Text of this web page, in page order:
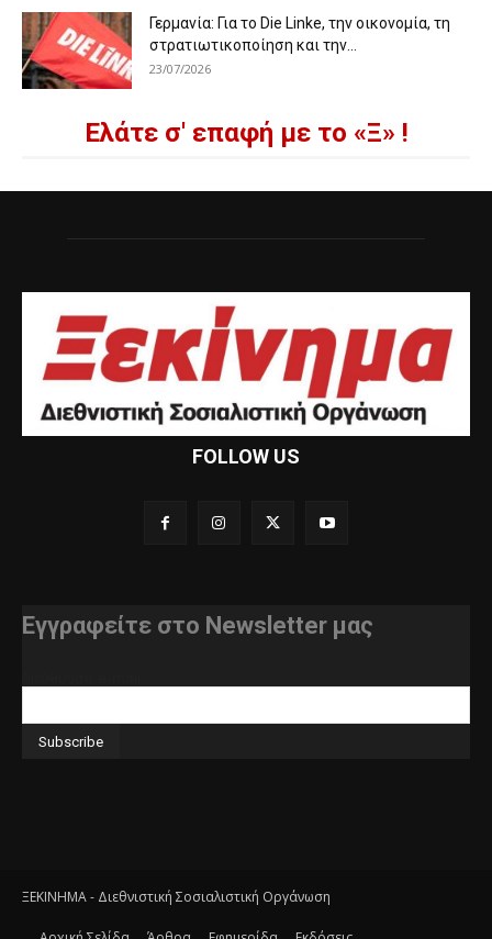
Γερμανία: Για το Die Linke, την οικονομία, τη
στρατιωτικοποίηση και την...
23/07/2026
Ελάτε σ' επαφή με το «Ξ» !
FOLLOW US
Εγγραφείτε στο Newsletter μας
ΞΕΚΙΝΗΜΑ - Διεθνιστική Σοσιαλιστική Οργάνωση